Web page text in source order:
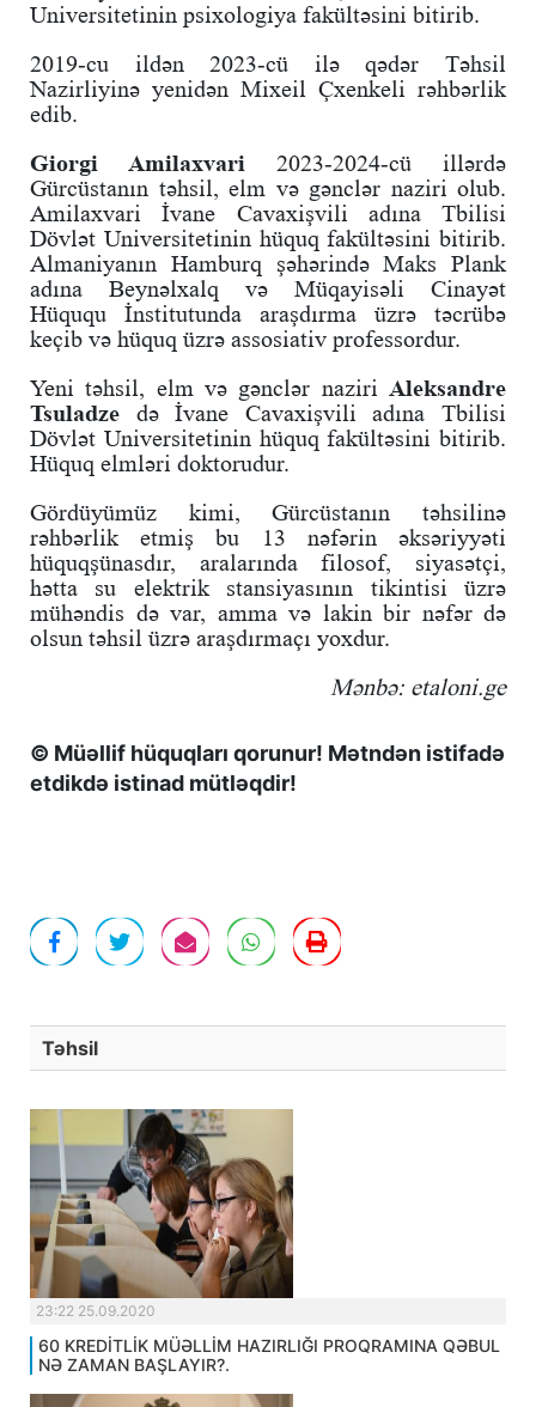
Universitetinin psixologiya fakültəsini bitirib.
2019-cu ildən 2023-cü ilə qədər Təhsil
Nazirliyinə yenidən Mixeil Çxenkeli rəhbərlik
edib.
Giorgi Amilaxvari 2023-2024-cü illərdə
Gürcüstanın təhsil, elm və gənclər naziri olub.
Amilaxvari İvane Cavaxişvili adına Tbilisi
Dövlət Universitetinin hüquq fakültəsini bitirib.
Almaniyanın Hamburq şəhərində Maks Plank
adına Beynəlxalq və Müqayisəli Cinayət
Hüququ İnstitutunda araşdırma üzrə təcrübə
keçib və hüquq üzrə assosiativ professordur.
Yeni təhsil, elm və gənclər naziri Aleksandre
Tsuladze də İvane Cavaxişvili adına Tbilisi
Dövlət Universitetinin hüquq fakültəsini bitirib.
Hüquq elmləri doktorudur.
Gördüyümüz kimi, Gürcüstanın təhsilinə
rəhbərlik etmiş bu 13 nəfərin əksəriyyəti
hüquqşünasdır, aralarında filosof, siyasətçi,
hətta su elektrik stansiyasının tikintisi üzrə
mühəndis də var, amma və lakin bir nəfər də
olsun təhsil üzrə araşdırmaçı yoxdur.
Mənbə: etaloni.ge
© Müəllif hüquqları qorunur! Mətndən istifadə
etdikdə istinad mütləqdir!
Təhsil
23:22 25.09.2020
60 KREDİTLİK MÜƏLLİM HAZIRLIĞI PROQRAMINA QƏBUL
NƏ ZAMAN BAŞLAYIR?.